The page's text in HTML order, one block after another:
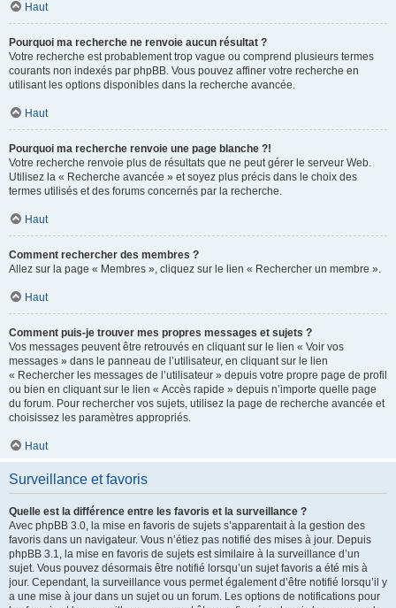
Haut
Pourquoi ma recherche ne renvoie aucun résultat ?
Votre recherche est probablement trop vague ou comprend plusieurs termes
courants non indexés par phpBB. Vous pouvez affiner votre recherche en
utilisant les options disponibles dans la recherche avancée.
Haut
Pourquoi ma recherche renvoie une page blanche ?!
Votre recherche renvoie plus de résultats que ne peut gérer le serveur Web.
Utilisez la « Recherche avancée » et soyez plus précis dans le choix des
termes utilisés et des forums concernés par la recherche.
Haut
Comment rechercher des membres ?
Allez sur la page « Membres », cliquez sur le lien « Rechercher un membre ».
Haut
Comment puis-je trouver mes propres messages et sujets ?
Vos messages peuvent être retrouvés en cliquant sur le lien « Voir vos
messages » dans le panneau de l’utilisateur, en cliquant sur le lien
« Rechercher les messages de l’utilisateur » depuis votre propre page de profil
ou bien en cliquant sur le lien « Accès rapide » depuis n’importe quelle page
du forum. Pour rechercher vos sujets, utilisez la page de recherche avancée et
choisissez les paramètres appropriés.
Haut
Surveillance et favoris
Quelle est la différence entre les favoris et la surveillance ?
Avec phpBB 3.0, la mise en favoris de sujets s’apparentait à la gestion des
favoris dans un navigateur. Vous n’étiez pas notifié des mises à jour. Depuis
phpBB 3.1, la mise en favoris de sujets est similaire à la surveillance d’un
sujet. Vous pouvez désormais être notifié lorsqu’un sujet favoris a été mis à
jour. Cependant, la surveillance vous permet également d’être notifié lorsqu’il y
a une mise à jour dans un sujet ou un forum. Les options de notifications pour